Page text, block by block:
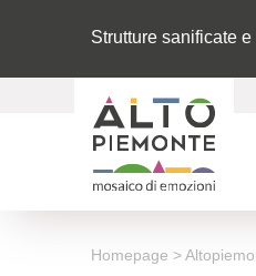
Strutture sanificate
Homepage >